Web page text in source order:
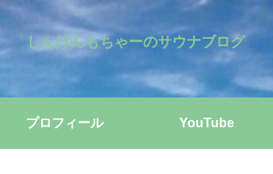
しんげんもちゃーのサウナブログ
プロフィール YouTube